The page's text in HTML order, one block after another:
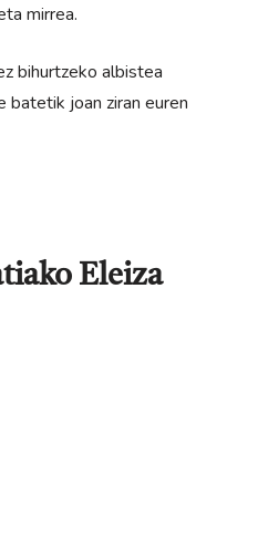
mirrea.
albistea
batetik joan ziran euren
Eleiza